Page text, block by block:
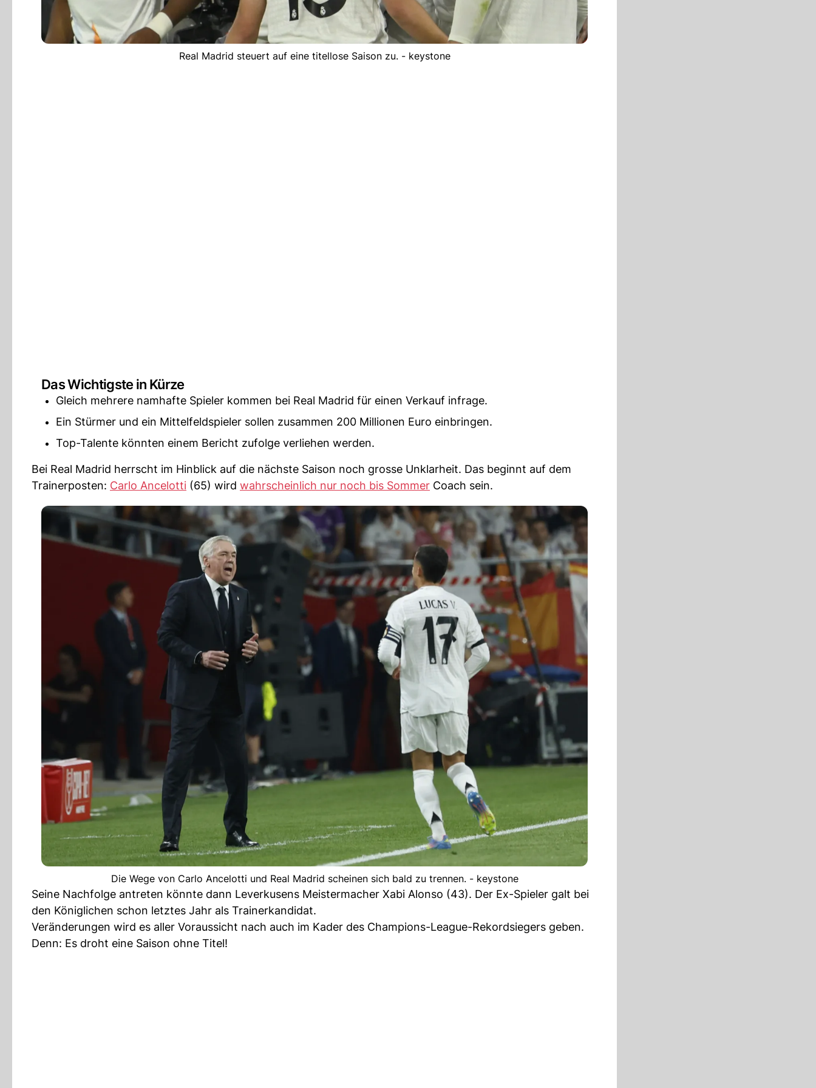
Real Madrid steuert auf eine titellose Saison zu. - keystone
Das Wichtigste in Kürze
Gleich mehrere namhafte Spieler kommen bei Real Madrid für einen Verkauf infrage.
Ein Stürmer und ein Mittelfeldspieler sollen zusammen 200 Millionen Euro einbringen.
Top-Talente könnten einem Bericht zufolge verliehen werden.
Bei Real Madrid herrscht im Hinblick auf die nächste Saison noch grosse Unklarheit. Das beginnt auf dem
Trainerposten: Carlo Ancelotti (65) wird wahrscheinlich nur noch bis Sommer Coach sein.
Die Wege von Carlo Ancelotti und Real Madrid scheinen sich bald zu trennen. - keystone
Seine Nachfolge antreten könnte dann Leverkusens Meistermacher Xabi Alonso (43). Der Ex-Spieler galt bei
den Königlichen schon letztes Jahr als Trainerkandidat.
Veränderungen wird es aller Voraussicht nach auch im Kader des Champions-League-Rekordsiegers geben.
Denn: Es droht eine Saison ohne Titel!